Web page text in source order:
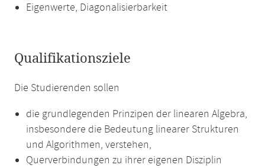
Eigenwerte, Diagonalisierbarkeit
Qualifikationsziele
Die Studierenden sollen
die grundlegenden Prinzipen der linearen Algebra,
insbesondere die Bedeutung linearer Strukturen
und Algorithmen, verstehen,
Querverbindungen zu ihrer eigenen Disziplin